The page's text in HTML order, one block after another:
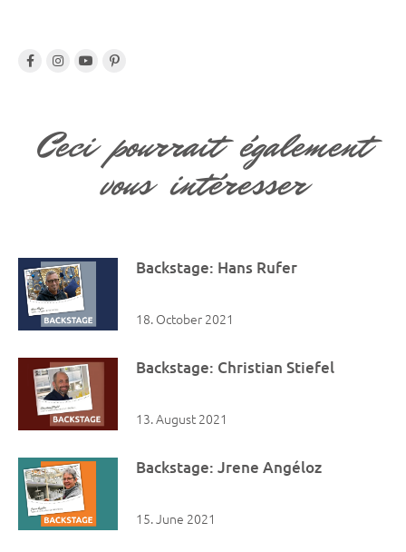
Ceci pourrait également
vous intéresser
Backstage: Hans Rufer
18. October 2021
Backstage: Christian Stiefel
13. August 2021
Backstage: Jrene Angéloz
15. June 2021